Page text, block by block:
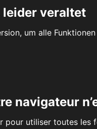
leider veraltet
um alle
navigateur
pour utiliser toutes les